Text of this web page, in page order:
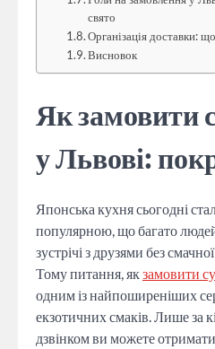
свято
Організація доставки:
Висновок
Як замовити
у Львові:
Японська кухня сьогодні
популярною, що багато
зустрічі з друзями без
Тому питання, якзамовити
одним із найпоширеніших
екзотичних смаків. Лише за
дзвінком ви можете отримати